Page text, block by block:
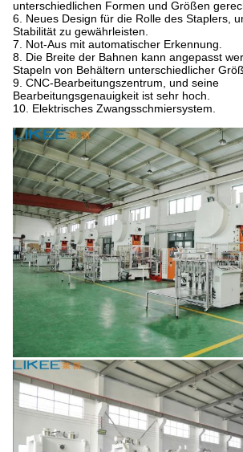
unterschiedlichen Formen und Größen
6. Neues Design für die Rolle des Staplers,
Stabilität zu gewährleisten.
7. Not-Aus mit automatischer Erkennung.
8. Die Breite der Bahnen kann angepasst
Stapeln von Behältern unterschiedlicher
9. CNC-Bearbeitungszentrum, und seine
Bearbeitungsgenauigkeit ist sehr hoch.
10. Elektrisches Zwangsschmiersystem.